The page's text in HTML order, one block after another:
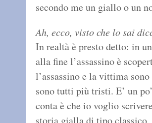
secondo me un giallo o un
Ah, ecco, visto che lo sai
In realtà è presto detto: in
alla fine l’assassino è
l’assassino e la vittima
sono tutti più tristi. E’ un
conta è che io voglio